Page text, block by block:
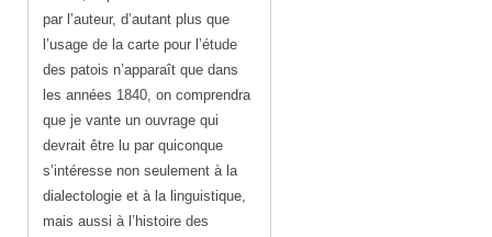
par l’auteur, d’autant plus que
l’usage de la carte pour l’étude
des patois n’apparaît que dans
les années 1840, on comprendra
que je vante un ouvrage qui
devrait être lu par quiconque
s’intéresse non seulement à la
dialectologie et à la linguistique,
mais aussi à l’histoire des